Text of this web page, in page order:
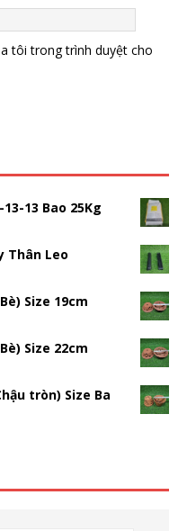
tôi trong trình duyệt cho
13-13 Bao 25Kg
Thân Leo
Size 19cm
Size 22cm
tròn) Size Ba